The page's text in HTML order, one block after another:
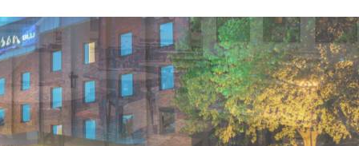
Erbjudande från Åhus Seaside
SPA & Konferens
Åhus Seaside Take
Over erbjudande
Erbjudande från
Hela
teamet –
skogen ingår